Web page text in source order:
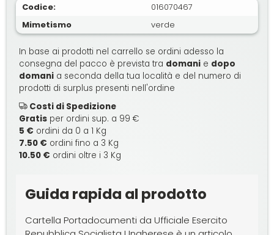
Codice:
016070467
Mimetismo
verde
In base ai prodotti nel carrello se ordini adesso la
consegna del pacco è prevista tra domani e dopo
domani a seconda della tua località e del numero di
prodotti di surplus presenti nell'ordine
Costi di Spedizione
Gratis per ordini sup. a 99 €
5 € ordini da 0 a 1 Kg
7.50 € ordini fino a 3 Kg
10.50 € ordini oltre i 3 Kg
Guida rapida al prodotto
Cartella Portadocumenti da Ufficiale Esercito